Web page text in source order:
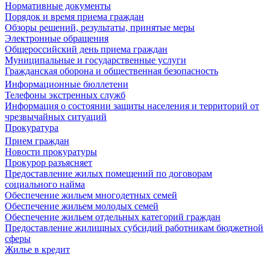
Нормативные документы
Порядок и время приема граждан
Обзоры решений, результаты, принятые меры
Электронные обращения
Общероссийский день приема граждан
Муниципальные и государственные услуги
Гражданская оборона и общественная безопасность
Информационные бюллетени
Телефоны экстренных служб
Информация о состоянии защиты населения и территорий от
чрезвычайных ситуаций
Прокуратура
Прием граждан
Новости прокуратуры
Прокурор разъясняет
Предоставление жилых помещений по договорам
социального найма
Обеспечение жильем многодетных семей
Обеспечение жильем молодых семей
Обеспечение жильем отдельных категорий граждан
Предоставление жилищных субсидий работникам бюджетной
сферы
Жилье в кредит